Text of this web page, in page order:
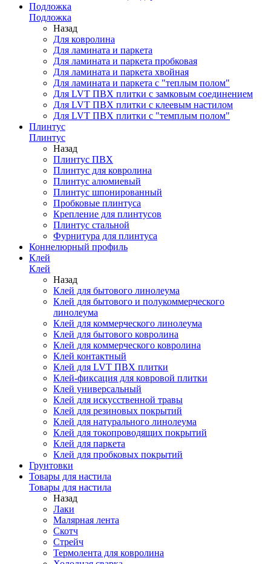
Подложка
Подложка
Назад
Для ковролина
Для ламината и паркета
Для ламината и паркета пробковая
Для ламината и паркета хвойная
Для ламината и паркета с "теплым полом"
Для LVT ПВХ плитки с замковым соединением
Для LVT ПВХ плитки с клеевым настилом
Для LVT ПВХ плитки с "темплым полом"
Плинтус
Плинтус
Назад
Плинтус ПВХ
Плинтус для ковролина
Плинтус алюмиевый
Плинтус шпонированный
Пробковые плинтуса
Крепление для плинтусов
Плинтус стальной
Фурнитура для плинтуса
Коннелюрный профиль
Клей
Клей
Назад
Клей для бытового линолеума
Клей для бытового и полукоммерческого
линолеума
Клей для коммерческого линолеума
Клей для бытового ковролина
Клей для коммерческого ковролина
Клей контактный
Клей для LVT ПВХ плитки
Клей-фиксация для ковровой плитки
Клей универсальный
Клей для искусственной травы
Клей для резиновых покрытий
Клей для натурального линолеума
Клей для токопроводящих покрытий
Клей для паркета
Клей для пробковых покрытий
Грунтовки
Товары для настила
Товары для настила
Назад
Лаки
Малярная лента
Скотч
Стрейч
Термолента для ковролина